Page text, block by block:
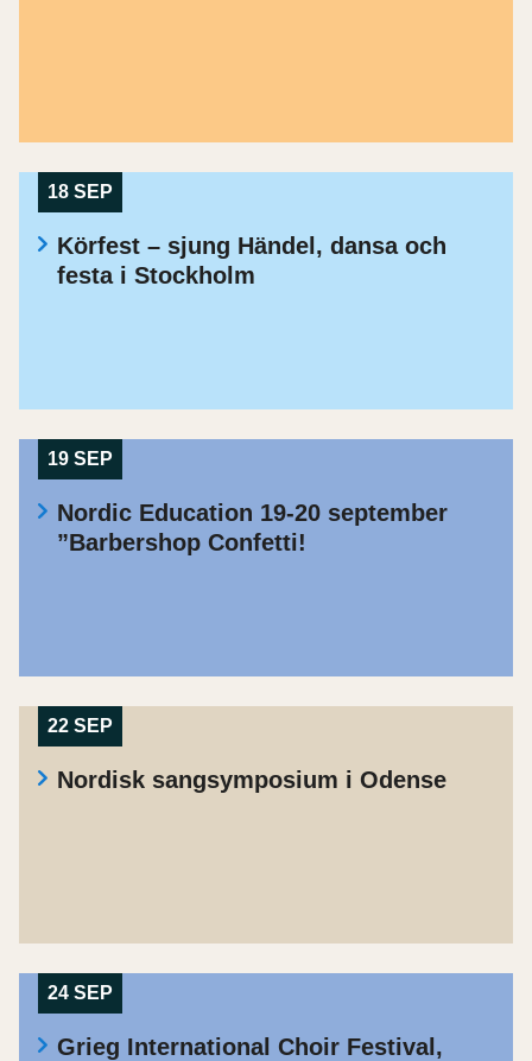
18 SEP
Körfest – sjung Händel, dansa och
festa i Stockholm
19 SEP
Nordic Education 19-20 september
”Barbershop Confetti!
22 SEP
Nordisk sangsymposium i Odense
24 SEP
Grieg International Choir Festival,